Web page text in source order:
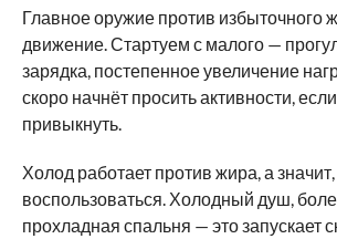
Главное оружие против избыточного
движение. Стартуем с малого —
зарядка, постепенное увеличение
скоро начнёт просить активности,
привыкнуть.
Холод работает против жира, а
воспользоваться. Холодный душ,
прохладная спальня — это запускает